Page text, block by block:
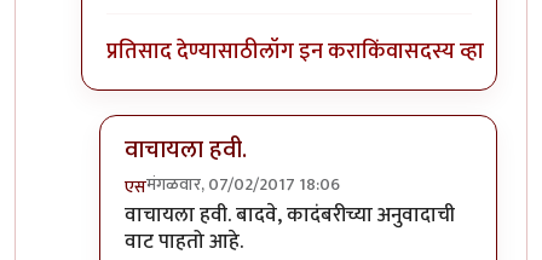
प्रतिसाद देण्यासाठीलॉग इन कराकिंवासदस्य व्हा
वाचायला हवी.
एसमंगळवार, 07/02/2017 18:06
In reply toहो, बरोबर! फॉर्म हरवलेला राईटby
वाचायला हवी. बादवे, कादंबरीच्या अनुवादाची
वाट पाहतो आहे.